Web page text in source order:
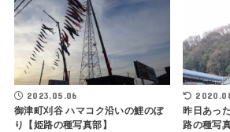
2023.05.06
御津町刈谷 ハマコク沿いの鯉のぼ
り【姫路の種写真部】
昨日あっ
路の種写真